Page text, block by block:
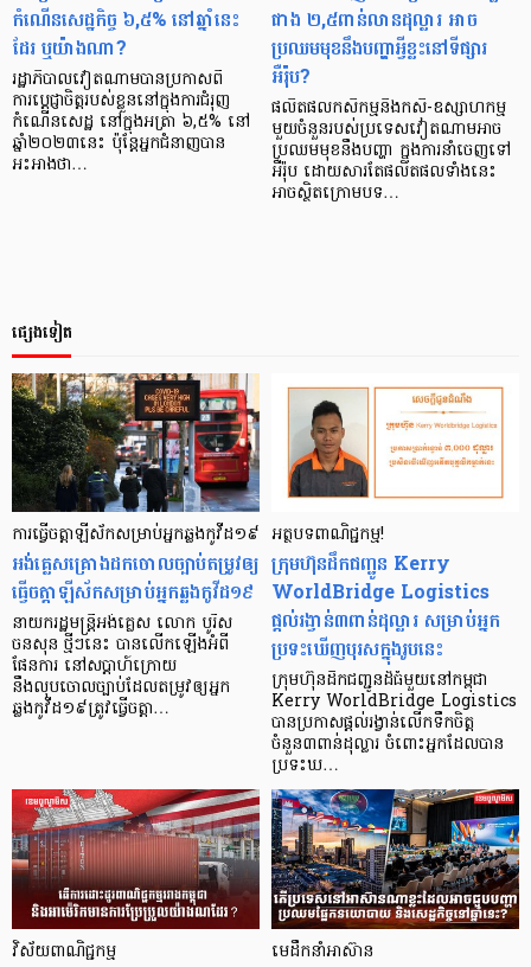
កំណើនសេដ្ឋកិច្ច ៦,៥% នៅឆ្នាំនេះ
ដែរ ឬយ៉ាងណា?
រដ្ឋាភិបាលវៀតណាមបានប្រកាសពី
ការប្តេជ្ញាចិត្តរបស់ខ្លួននៅក្នុងការជំរុញ
កំណើនសេដ្ឋ នៅក្នុងអត្រា ៦,៥% នៅ
ឆ្នាំ២០២៣នេះ ប៉ុន្តែអ្នកជំនាញបាន
អះអាងថា…
ជាង ២,៥ពាន់លានដុល្លារ អាច
ប្រឈមមុខនឹងបញ្ហាអ្វីខ្លះនៅទីផ្សារ
អឺរ៉ុប?
ផលិតផលកសិកម្មនិងកសិ-ឧស្សាហកម្ម
មួយចំនួនរបស់ប្រទេសវៀតណាមអាច
ប្រឈមមុខនឹងបញ្ហា ក្នុងការនាំចេញទៅ
អឺរ៉ុប ដោយសារតែផលិតផលទាំងនេះ
អាចស្ថិតក្រោមបទ…
ផ្សេងទៀត
ការធ្វើចត្តាឡីស័កសម្រាប់អ្នកឆ្លងកូវីដ១៩
អង់គ្លេសគ្រោងដកចោលច្បាប់តម្រូវឲ្យ
ធ្វើចត្តាឡីស័កសម្រាប់អ្នកឆ្លងកូវីដ១៩
នាយករដ្ឋមន្ត្រីអង់គ្លេស លោក បូរីស
ចនសុន ថ្មីៗនេះ បានលើកឡើងអំពី
ផែនការ នៅសប្ដាហ៍ក្រោយ
នឹងលុបចោលច្បាប់ដែលតម្រូវឲ្យអ្នក
ឆ្លងកូវីដ១៩ត្រូវធ្វើចត្តា…
អត្ថបទពាណិជ្ជកម្ម!
ក្រុមហ៊ុនដឹកជញ្ជូន Kerry
WorldBridge Logistics
ផ្ដល់រង្វាន់៣ពាន់ដុល្លារ សម្រាប់អ្នក
ប្រទះឃើញបុរសក្នុងរូបនេះ
ក្រុមហ៊ុនដឹកជញ្ជូនដ៏ធំមួយនៅកម្ពុជា
Kerry WorldBridge Logistics
បានប្រកាសផ្ដល់រង្វាន់លើកទឹកចិត្ត
ចំនួន៣ពាន់ដុល្លារ ចំពោះអ្នកដែលបាន
ប្រទះឃ…
វិស័យពាណិជ្ជកម្ម មេដឹកនាំអាស៊ាន